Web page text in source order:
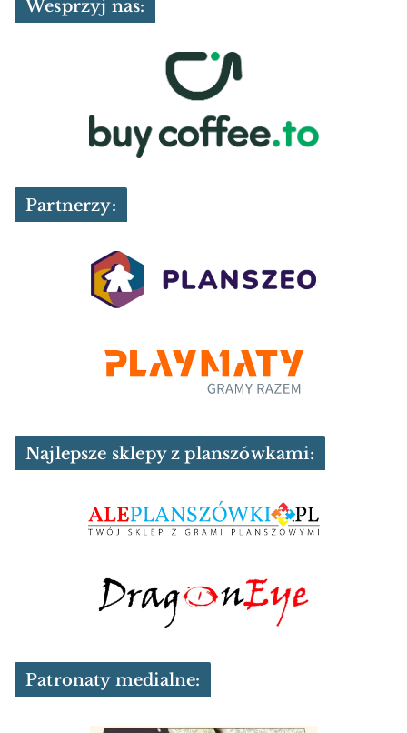
Wesprzyj nas:
Partnerzy:
Najlepsze sklepy z planszówkami:
Patronaty medialne: